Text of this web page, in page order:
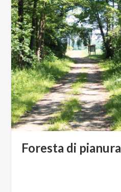
Foresta di pianura